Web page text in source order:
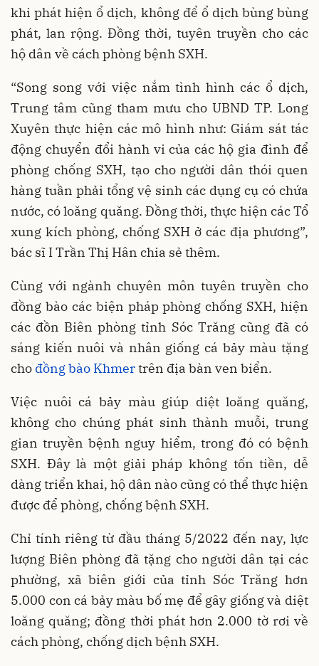
khi phát hiện ổ dịch, không để ổ dịch bùng bùng
phát, lan rộng. Đồng thời, tuyên truyền cho các
hộ dân về cách phòng bệnh SXH.
“Song song với việc nắm tình hình các ổ dịch,
Trung tâm cũng tham mưu cho UBND TP. Long
Xuyên thực hiện các mô hình như: Giám sát tác
động chuyển đổi hành vi của các hộ gia đình để
phòng chống SXH, tạo cho người dân thói quen
hàng tuần phải tổng vệ sinh các dụng cụ có chứa
nước, có loăng quăng. Đồng thời, thực hiện các Tổ
xung kích phòng, chống SXH ở các địa phương”,
bác sĩ I Trần Thị Hân chia sẻ thêm.
Cùng với ngành chuyên môn tuyên truyền cho
đồng bào các biện pháp phòng chống SXH, hiện
các đồn Biên phòng tỉnh Sóc Trăng cũng đã có
sáng kiến nuôi và nhân giống cá bảy màu tặng
cho đồng bào Khmertrên địa bàn ven biển.
Việc nuôi cá bảy màu giúp diệt loăng quăng,
không cho chúng phát sinh thành muỗi, trung
gian truyền bệnh nguy hiểm, trong đó có bệnh
SXH. Đây là một giải pháp không tốn tiền, dễ
dàng triển khai, hộ dân nào cũng có thể thực hiện
được để phòng, chống bệnh SXH.
Chỉ tính riêng từ đầu tháng 5/2022 đến nay, lực
lượng Biên phòng đã tặng cho người dân tại các
phường, xã biên giới của tỉnh Sóc Trăng hơn
5.000 con cá bảy màu bố mẹ để gây giống và diệt
loăng quăng; đồng thời phát hơn 2.000 tờ rơi về
cách phòng, chống dịch bệnh SXH.